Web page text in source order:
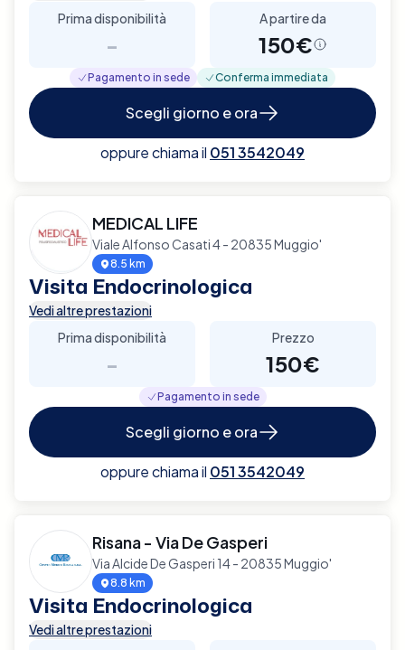
Prima disponibilità
-
A partire da
150€
Pagamento in sede Conferma immediata
Scegli giorno e ora
oppure chiama il 051 3542049
MEDICAL LIFE
Viale Alfonso Casati 4 - 20835 Muggio'
8.5 km
Visita Endocrinologica
Vedi altre prestazioni
Prima disponibilità
-
Prezzo
150€
Pagamento in sede
Scegli giorno e ora
oppure chiama il 051 3542049
Risana - Via De Gasperi
Via Alcide De Gasperi 14 - 20835 Muggio'
8.8 km
Visita Endocrinologica
Vedi altre prestazioni